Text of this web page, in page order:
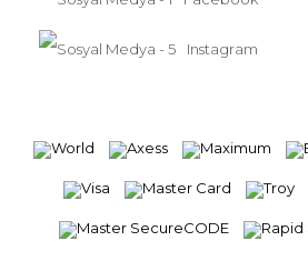
Instagram